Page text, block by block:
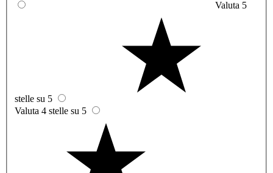
Valuta 5
stelle su 5
Valuta 4 stelle su 5